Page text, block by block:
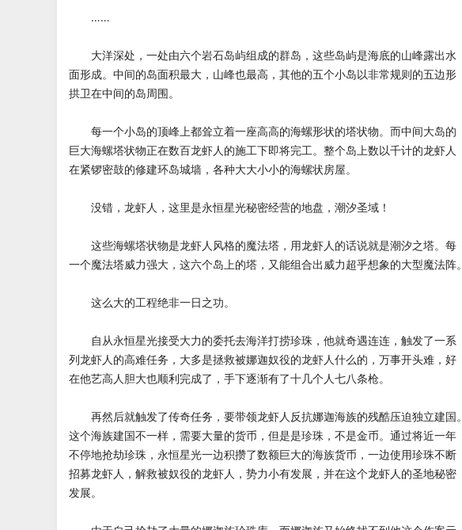
……
大洋深处，一处由六个岩石岛屿组成的群岛，这些岛屿是海底的山峰露出水
面形成。中间的岛面积最大，山峰也最高，其他的五个小岛以非常规则的五边形
拱卫在中间的岛周围。
每一个小岛的顶峰上都耸立着一座高高的海螺形状的塔状物。而中间大岛的
巨大海螺塔状物正在数百龙虾人的施工下即将完工。整个岛上数以千计的龙虾人
在紧锣密鼓的修建环岛城墙，各种大大小小的海螺状房屋。
没错，龙虾人，这里是永恒星光秘密经营的地盘，潮汐圣域！
这些海螺塔状物是龙虾人风格的魔法塔，用龙虾人的话说就是潮汐之塔。每
一个魔法塔威力强大，这六个岛上的塔，又能组合出威力超乎想象的大型魔法阵。
这么大的工程绝非一日之功。
自从永恒星光接受大力的委托去海洋打捞珍珠，他就奇遇连连，触发了一系
列龙虾人的高难任务，大多是拯救被娜迦奴役的龙虾人什么的，万事开头难，好
在他艺高人胆大也顺利完成了，手下逐渐有了十几个人七八条枪。
再然后就触发了传奇任务，要带领龙虾人反抗娜迦海族的残酷压迫独立建国。
这个海族建国不一样，需要大量的货币，但是是珍珠，不是金币。通过将近一年
不停地抢劫珍珠，永恒星光一边积攒了数额巨大的海族货币，一边使用珍珠不断
招募龙虾人，解救被奴役的龙虾人，势力小有发展，并在这个龙虾人的圣地秘密
发展。